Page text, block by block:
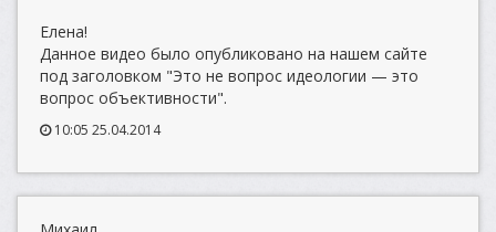
Елена!
Данное видео было опубликовано на нашем сайте
под заголовком "Это не вопрос идеологии — это
вопрос объективности".
10:05 25.04.2014